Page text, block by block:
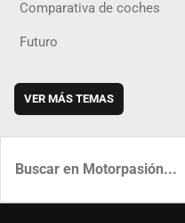
Comparativa de coches
Futuro
VER MÁS TEMAS